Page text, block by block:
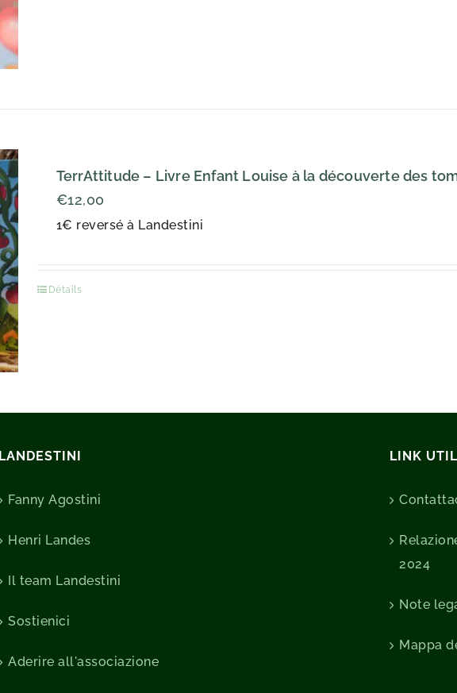
TerrAttitude – Livre Enfant Louise à la découverte des
1€ reversé à Landestini
€12,00
Détails
LANDESTINI
Fanny Agostini
Henri Landes
Il team Landestini
Sostienici
Aderire all'associazione
LINK UTILI
2024
Note
Mappa